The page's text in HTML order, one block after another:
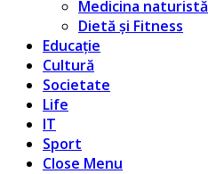
Medicina naturistă
Dietă și Fitness
Educație
Cultură
Societate
Life
IT
Sport
Close Menu